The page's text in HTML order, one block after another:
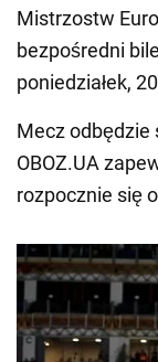
Mistrzostw
bezpośredni
poniedziałek,
Mecz odbędzie
OBOZ.UA
rozpocznie się